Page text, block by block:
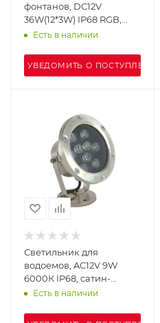
фонтанов, DC12V
36W(12*3W) IP68 RGB,
сатин-никель, UG8212-1
Есть в наличии
УВЕДОМИТЬ О ПОСТУПЛЕНИИ
Светильник для
водоемов, AC12V 9W
6000К IP68, сатин-
никель, UG1459-2
Есть в наличии